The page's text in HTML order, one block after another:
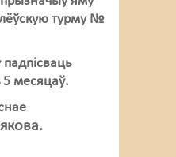
турму №
5 месяцаў.